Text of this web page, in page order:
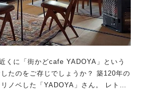
くに「街かどcafe YADOYA」という
をご存じでしょうか？ 築120年の
ノベした「YADOYA」さん。 レトロ